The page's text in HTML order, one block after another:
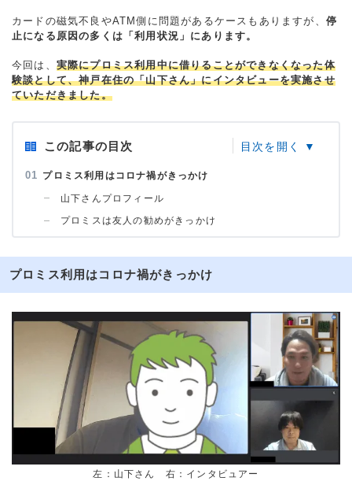
カードの磁気不良やATM側に問題があるケースもありますが、 停
止になる原因の多くは「利用状況」にあります。
今回は、 実際にプロミス利用中に借りることができなくなった体
験談として、神戸在住の「山下さん」にインタビューを実施させ
ていただきました。
この記事の目次
プロミス利用はコロナ禍がきっかけ
山下さんプロフィール
プロミスは友人の勧めがきっかけ
プロミス利用はコロナ禍がきっかけ
左：山下さん 右：インタビュアー